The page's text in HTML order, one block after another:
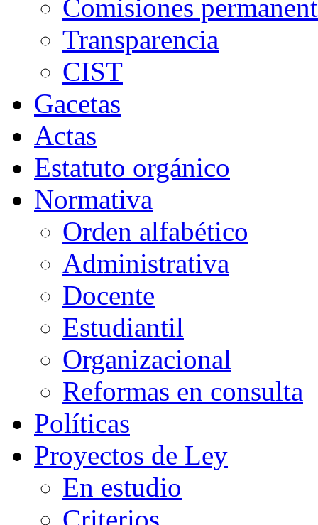
Comisiones
Transparencia
CIST
Gacetas
Actas
Estatuto orgánico
Normativa
Orden alfabético
Administrativa
Docente
Estudiantil
Organizacional
Reformas en consulta
Políticas
Proyectos de Ley
En estudio
Criterios